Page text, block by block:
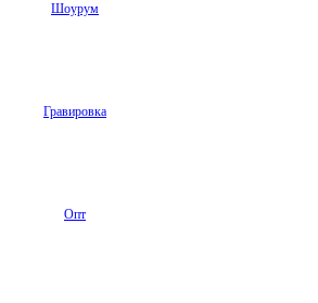
Шоурум
Гравировка
Опт